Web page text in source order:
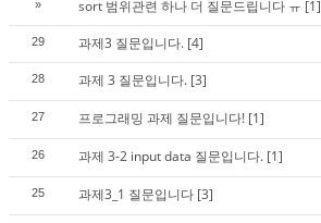
» sort 범위관련 하나 더 질문드립니다 ㅠ [1]
29 과제3 질문입니다. [4]
28 과제 3 질문입니다. [3]
27 프로그래밍 과제 질문입니다! [1]
26 과제 3-2 input data 질문입니다. [1]
25 과제3_1 질문입니다 [3]